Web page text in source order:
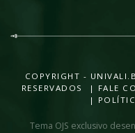
COPYRIGHT -
RESERVADOS |
FALE
|
Tema OJS exclusivo